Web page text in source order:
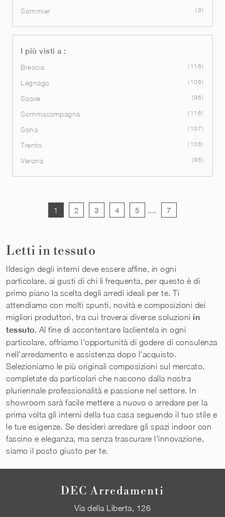
Sommier 9
I più visti a :
Brescia
116
Legnago 106
Soave 96
Sommacampagna 116
Sona 107
Trento 108
Verona 98
1 2 3 4 5 .... 7
Letti in tessuto
Ildesign degli interni deve essere affine, in ogni
particolare, ai gusti di chi li frequenta, per questo è di
primo piano la scelta degli arredi ideali per te. Ti
attendiamo con molti spunti, novità e composizioni dei
migliori produttori, tra cui troverai diverse soluzioni in
tessuto. Al fine di accontentare laclientela in ogni
particolare, offriamo l'opportunità di godere di consulenza
nell'arredamento e assistenza dopo l'acquisto.
Selezioniamo le più originali composizioni sul mercato,
completate da particolari che nascono dalla nostra
pluriennale professionalità e passione nel settore. In
showroom sarà facile mettere a nuovo o arredare per la
prima volta gli interni della tua casa seguendo il tuo stile e
le tue esigenze. Se desideri arredare gli spazi indoor con
fascino e eleganza, ma senza trascurare l'innovazione,
siamo il posto giusto per te.
DEC Arredamenti
Via della Liberta, 126